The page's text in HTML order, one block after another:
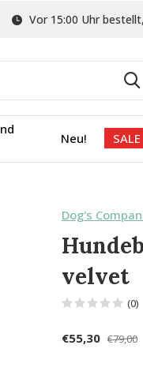
Neu! SALE
Vor 15:00 Uhr
Dog's
velvet
(0)
€55,30 €79,00